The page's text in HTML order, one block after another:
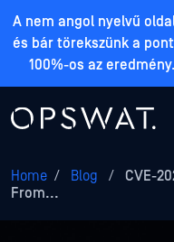
A nem angol nyelvű
és bár törekszünk a
100%-os az
Home / Blog /
CVE-
From...